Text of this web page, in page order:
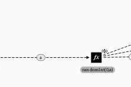
randomInt(0,a)
a